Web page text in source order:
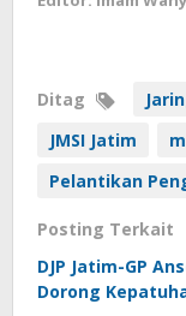
Ditag
JMSI Jatim
Pelantikan
Posting Terkait
DJP Jatim-GP
Dorong